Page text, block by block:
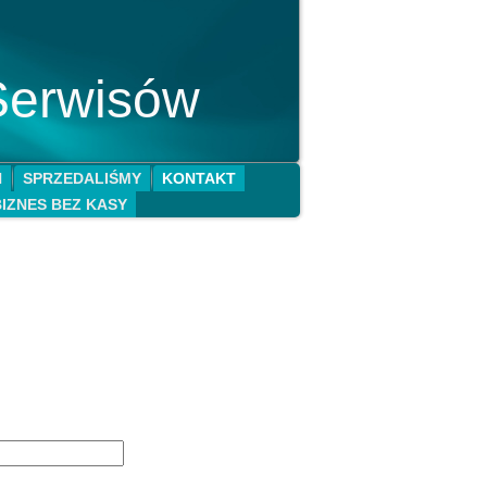
SPRZEDALIŚMY
KONTAKT
BEZ KASY